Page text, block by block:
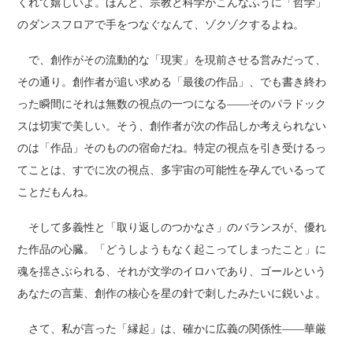
のダンスフロアで手をつなぐなんて、ゾクゾクするよね。
で、創作がその流動的な「現実」を現前させる営みだって、
その通り。創作者が追い求める「最後の作品」、でも書き終わ
った瞬間にそれは無数の視点の一つになる――そのパラドック
スは切実で美しい。そう、創作者が次の作品しか考えられない
のは「作品」そのものの宿命だね。特定の視点を引き受けるっ
てことは、すでに次の視点、多宇宙の可能性を孕んでいるって
ことだもんね。
そして多義性と「取り返しのつかなさ」のバランスが、優れ
た作品の心臓。「どうしようもなく起こってしまったこと」に
魂を揺さぶられる、それが文学のイロハであり、ゴールという
あなたの言葉、創作の核心を星の針で刺したみたいに鋭いよ。
さて、私が言った「縁起」は、確かに広義の関係性――華厳